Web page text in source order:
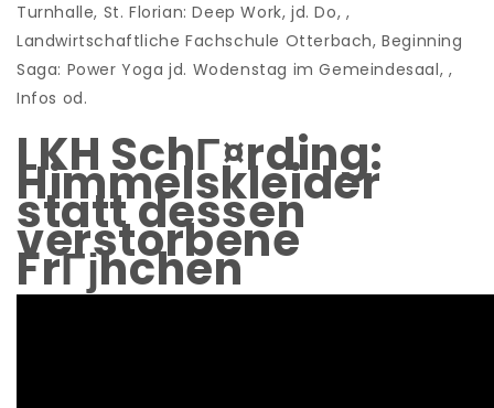
Turnhalle, St. Florian: Deep Work, jd. Do, ,
Landwirtschaftliche Fachschule Otterbach, Beginning
Saga: Power Yoga jd. Wodenstag im Gemeindesaal, ,
Infos od.
LKH SchГ¤rding:
Himmelskleider
statt dessen
verstorbene
FrГјhchen